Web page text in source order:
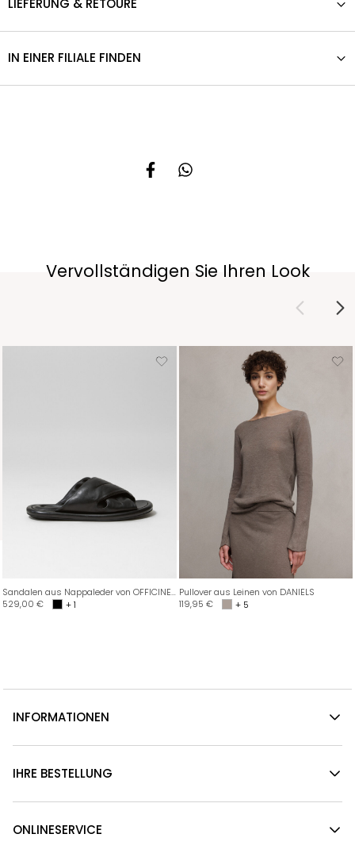
LIEFERUNG & RETOURE
IN EINER FILIALE FINDEN
Vervollständigen Sie Ihren Look
Sandalen aus Nappaleder von OFFICINE CREATIVE
529,00 € + 1
Pullover aus Leinen von DANIELS
119,95 € + 5
INFORMATIONEN
IHRE BESTELLUNG
ONLINESERVICE